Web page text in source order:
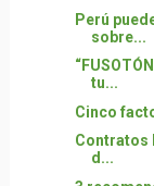
Perú
sobre...
tu...
Cinco
Contratos
d...